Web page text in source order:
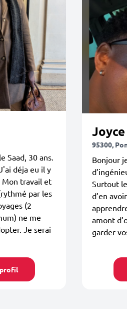
Saad, 30 ans.
déja eu il y
Mon travail et
par les
(2
ne me
Je serai
95300,
Bonjour
Surtout
d’en
amont
garder